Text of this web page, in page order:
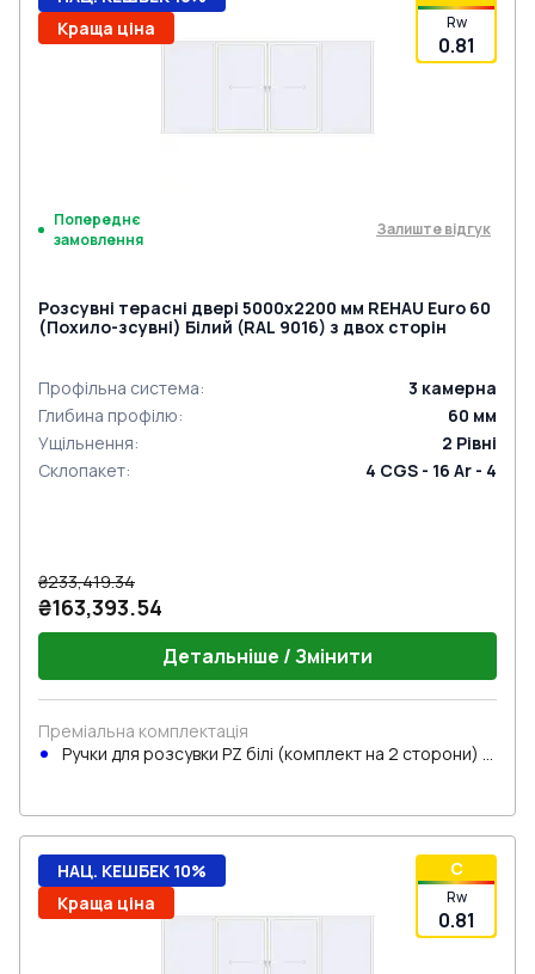
Rw
0.81
Краща ціна
Попереднє
замовлення
Залиште відгук
Розсувні терасні двері 5000x2200 мм REHAU Euro 60
(Похило-зсувні) Білий (RAL 9016) з двох сторін
Профільна система: 3 камерна
Глибина профілю: 60 мм
Ущільнення: 2 Рівні
Склопакет: 4 CGS - 16 Ar - 4
₴233,419.34
₴163,393.54
Детальніше / Змінити
Преміальна комплектація
Ручки для розсувки PZ білі (комплект на 2 сторони) з
C
Rw
0.81
НАЦ. КЕШБЕК 10%
Краща ціна